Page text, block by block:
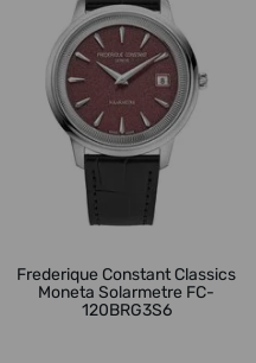
Frederique Constant Classics
Moneta Solarmetre FC-
120BRG3S6